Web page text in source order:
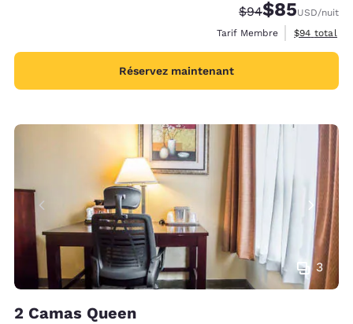
Tarif barré :
$94Tarif réduit :
$85USD/nuit
Tarif Membre
Afficher les
$94 total
Réservez maintenant
3
2 Camas Queen